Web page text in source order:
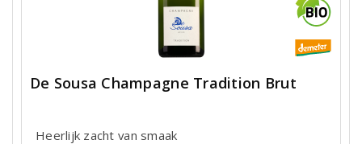
De Sousa Champagne Tradition Brut
Heerlijk zacht van smaak